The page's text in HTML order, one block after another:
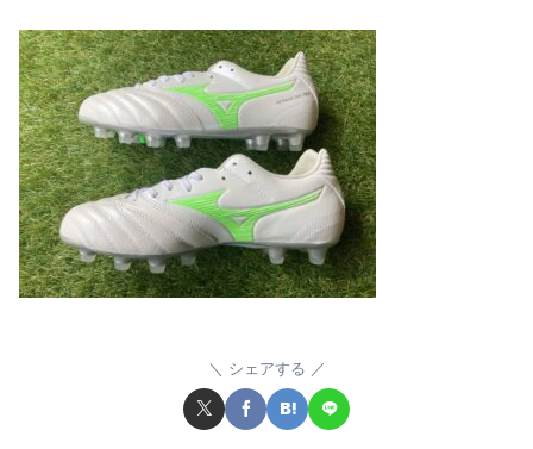
シェアする